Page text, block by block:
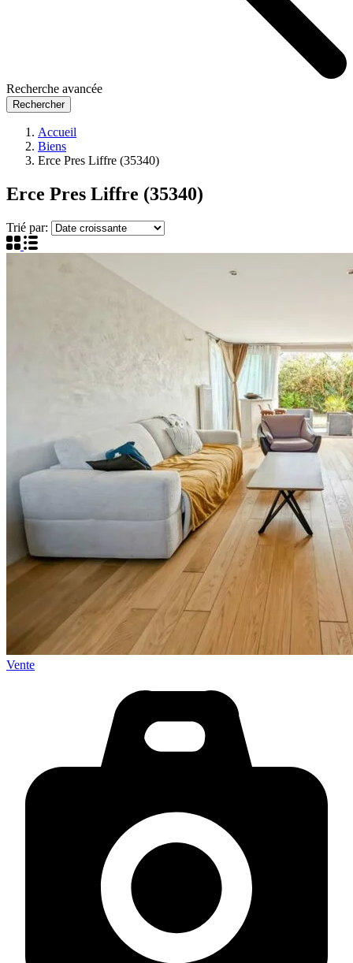
Recherche avancée
Rechercher
Accueil
Biens
Erce Pres Liffre (35340)
Erce Pres Liffre (35340)
Trié par:
Vente